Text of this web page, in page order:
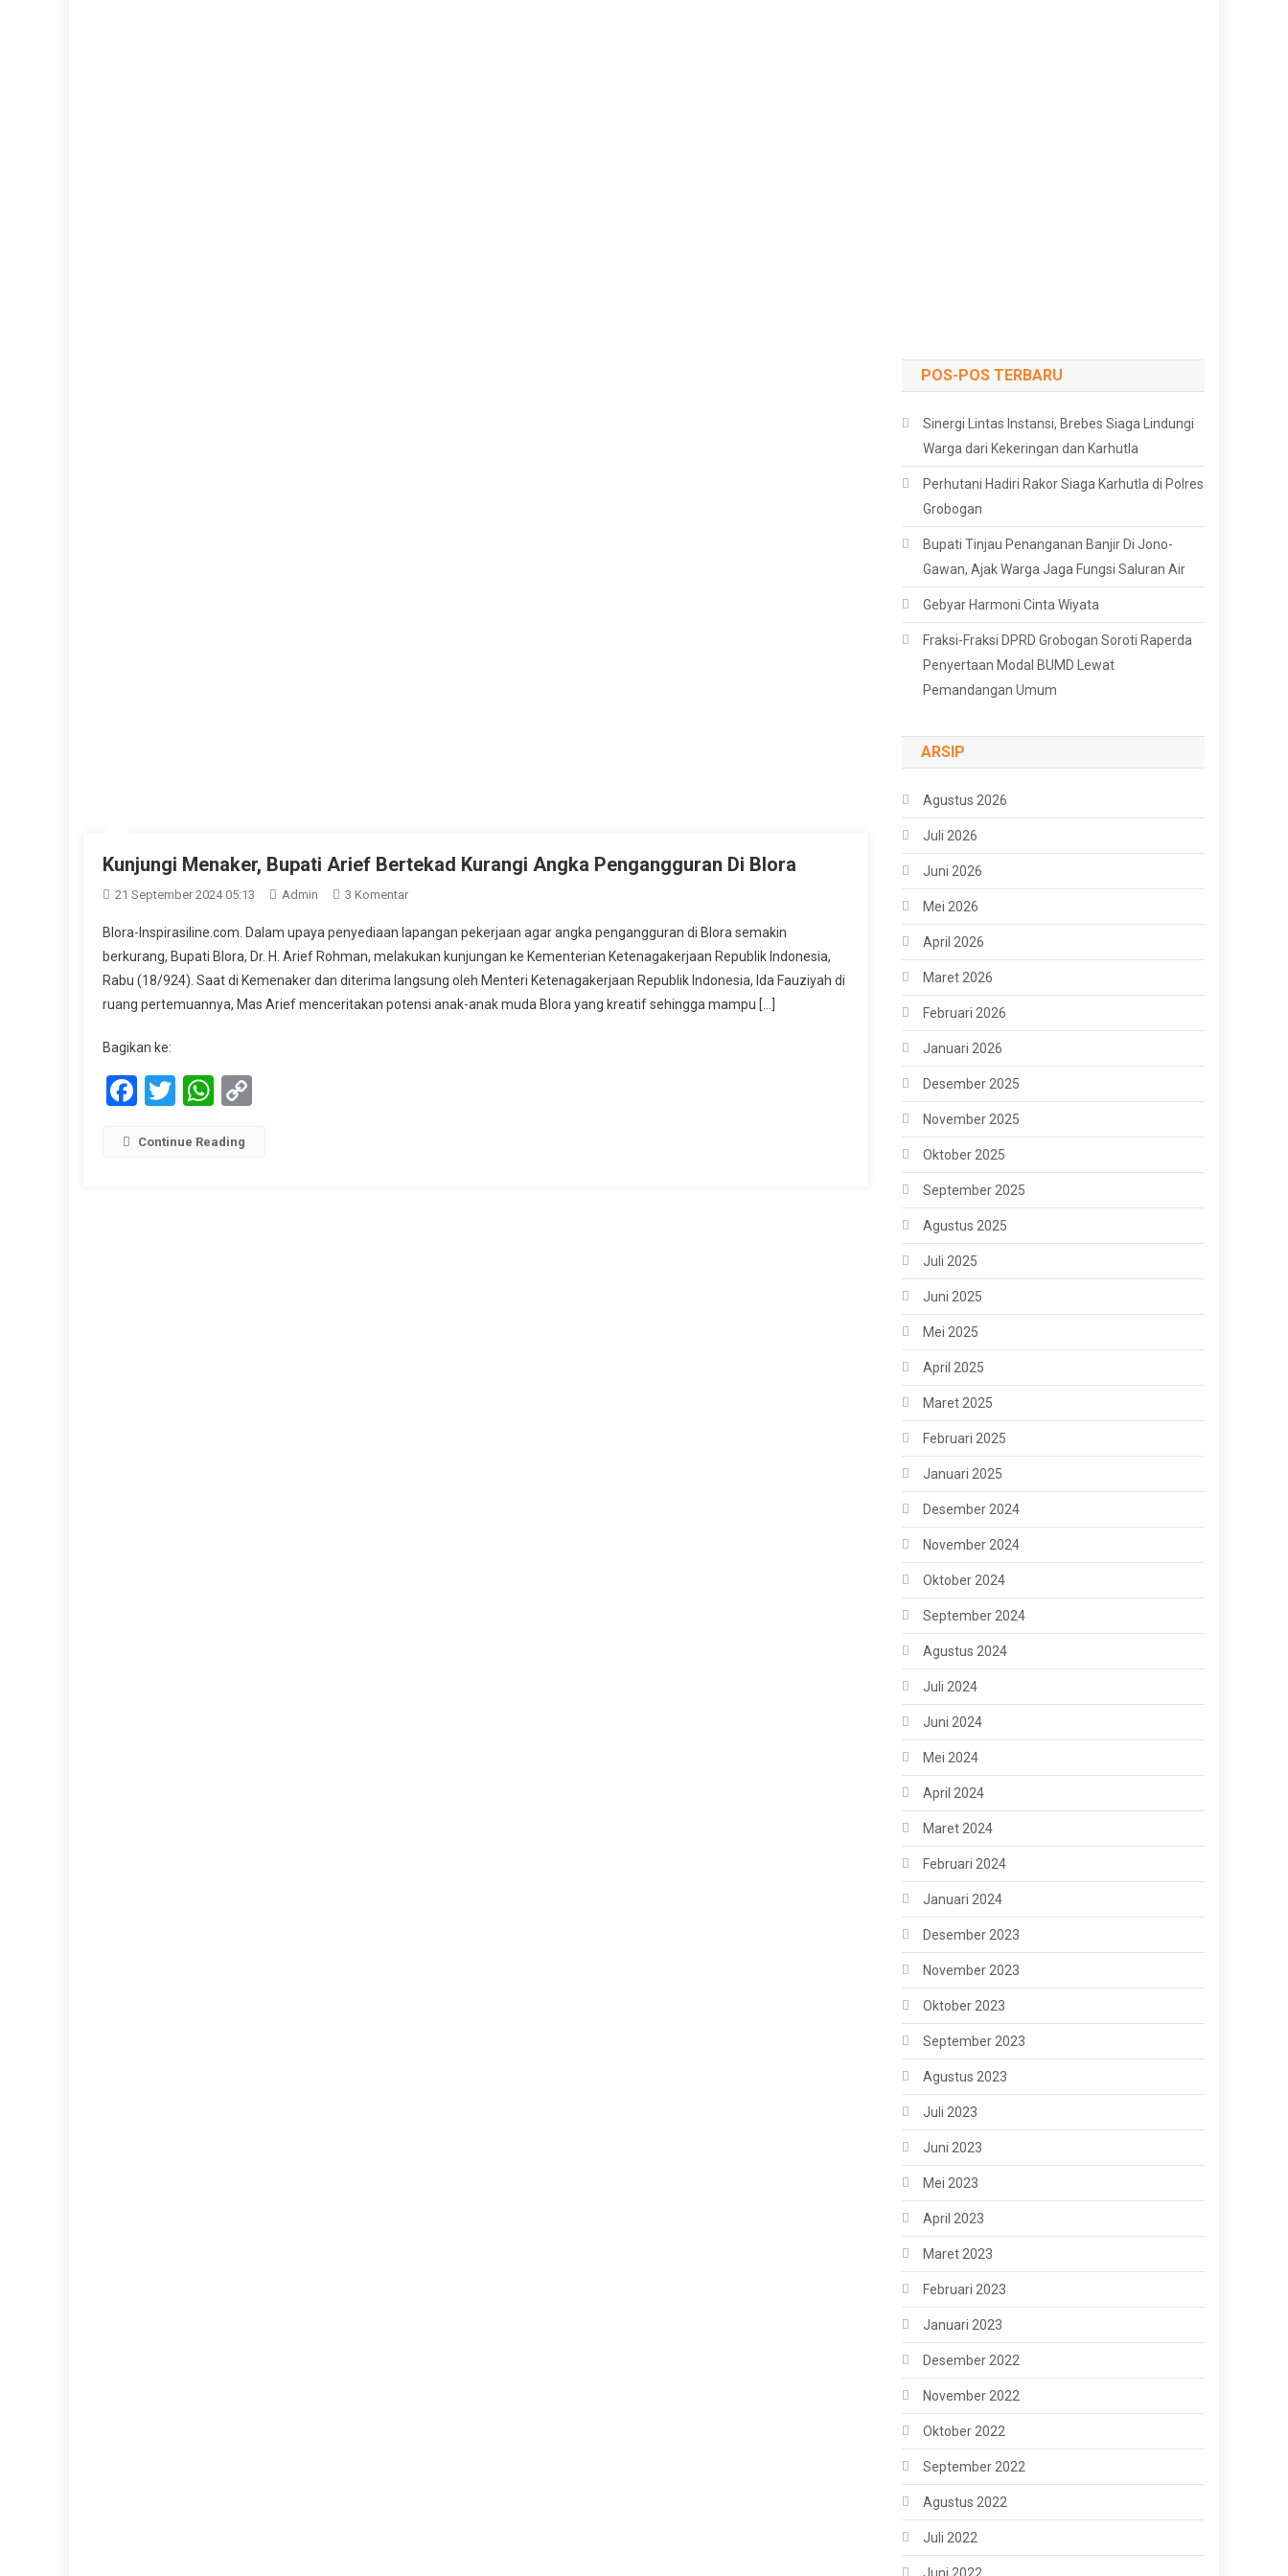
Kunjungi Menaker, Bupati Arief Bertekad Kurangi Angka Pengangguran Di Blora
21 September 2024 05:13 Admin 3 KomentarPada
Menaker,
Bupati
Arief
Bertekad
Blora-Inspirasiline.com. Dalam upaya penyediaan lapangan pekerjaan agar angka pengangguran di Blora semakin
berkurang, Bupati Blora, Dr. H. Arief Rohman, melakukan kunjungan ke Kementerian Ketenagakerjaan Republik Indonesia,
Rabu (18/924). Saat di Kemenaker dan diterima langsung oleh Menteri Ketenagakerjaan Republik Indonesia, Ida Fauziyah di
ruang pertemuannya, Mas Arief menceritakan potensi anak-anak muda Blora yang kreatif sehingga mampu […]
Bagikan ke:
Facebook
TwitterWhatsApp
Continue Reading
POS-POS TERBARU
Sinergi Lintas Instansi, Brebes Siaga Lindungi
Warga dari Kekeringan dan Karhutla
Perhutani Hadiri Rakor Siaga Karhutla di Polres
Grobogan
Bupati Tinjau Penanganan Banjir Di Jono-
Gawan, Ajak Warga Jaga Fungsi Saluran Air
Gebyar Harmoni Cinta Wiyata
Fraksi-Fraksi DPRD Grobogan Soroti Raperda
Penyertaan Modal BUMD Lewat
Pemandangan Umum
ARSIP
Agustus 2026
Juli 2026
Juni 2026
Mei 2026
April 2026
Maret 2026
Februari 2026
Januari 2026
Desember 2025
November 2025
Oktober 2025
September 2025
Agustus 2025
Juli 2025
Juni 2025
Mei 2025
April 2025
Maret 2025
Februari 2025
Januari 2025
Desember 2024
November 2024
Oktober 2024
September 2024
Agustus 2024
Juli 2024
Juni 2024
Mei 2024
April 2024
Maret 2024
Februari 2024
Januari 2024
Desember 2023
November 2023
Oktober 2023
September 2023
Agustus 2023
Juli 2023
Juni 2023
Mei 2023
April 2023
Maret 2023
Februari 2023
Januari 2023
Desember 2022
November 2022
Oktober 2022
September 2022
Agustus 2022
Juli 2022